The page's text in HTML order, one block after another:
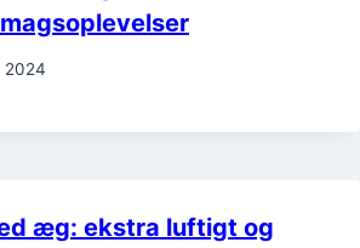
2024
æg: ekstra luftigt og